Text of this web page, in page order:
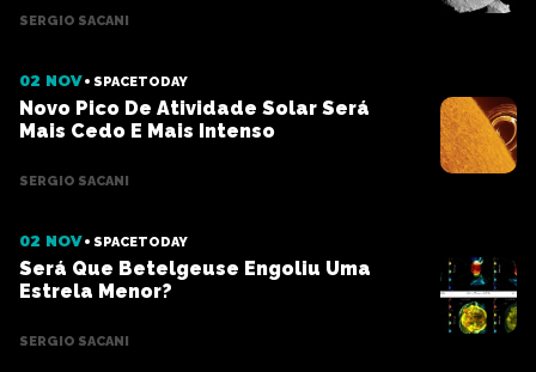
SERGIO SACANI
02 NOV SPACETODAY
Novo Pico De Atividade Solar Será
Mais Cedo E Mais Intenso
SERGIO SACANI
02 NOV SPACETODAY
Será Que Betelgeuse Engoliu Uma
Estrela Menor?
SERGIO SACANI